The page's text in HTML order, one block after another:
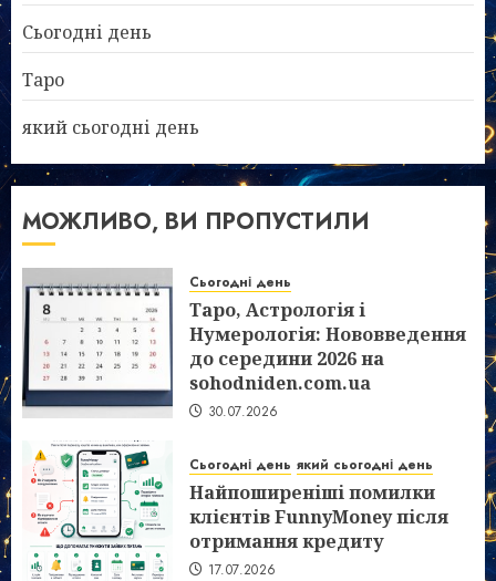
Сьогодні день
Таро
який сьогодні день
МОЖЛИВО, ВИ ПРОПУСТИЛИ
Сьогодні день
Таро, Астрологія і
Нумерологія: Нововведення
до середини 2026 на
sohodniden.com.ua
30.07.2026
Сьогодні день який сьогодні день
Найпоширеніші помилки
клієнтів FunnyMoney після
отримання кредиту
17.07.2026